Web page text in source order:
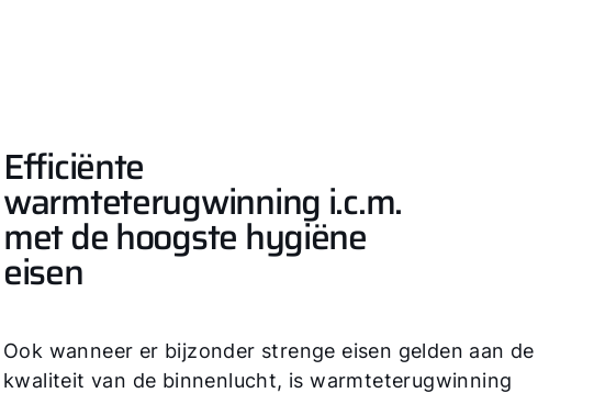
Efficiënte
warmteterugwinning i.c.m.
met de hoogste hygiëne
eisen
Ook wanneer er bijzonder strenge eisen gelden aan de
kwaliteit van de binnenlucht, is warmteterugwinning